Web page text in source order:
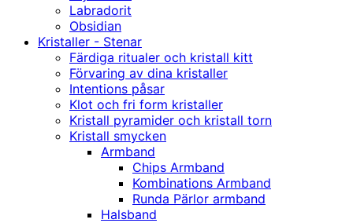
Labradorit
Obsidian
Kristaller - Stenar
Färdiga ritualer och kristall kitt
Förvaring av dina kristaller
Intentions påsar
Klot och fri form kristaller
Kristall pyramider och kristall torn
Kristall smycken
Armband
Chips Armband
Kombinations Armband
Runda Pärlor armband
Halsband